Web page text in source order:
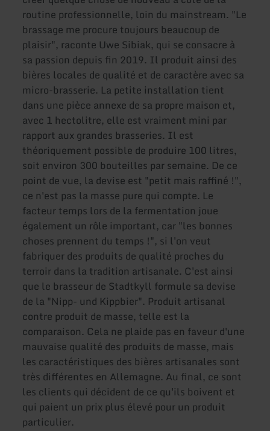
routine professionnelle, loin du mainstream. "Le
brassage me procure toujours beaucoup de
plaisir", raconte Uwe Sibiak, qui se consacre à
sa passion depuis fin 2019. Il produit ainsi des
bières locales de qualité et de caractère avec sa
micro-brasserie. La petite installation tient
dans une pièce annexe de sa propre maison et,
avec 1 hectolitre, elle est vraiment mini par
rapport aux grandes brasseries. Il est
théoriquement possible de produire 100 litres,
soit environ 300 bouteilles par semaine. De ce
point de vue, la devise est "petit mais raffiné !",
ce n'est pas la masse pure qui compte. Le
facteur temps lors de la fermentation joue
également un rôle important, car "les bonnes
choses prennent du temps !", si l'on veut
fabriquer des produits de qualité proches du
terroir dans la tradition artisanale. C'est ainsi
que le brasseur de Stadtkyll formule sa devise
de la "Nipp- und Kippbier". Produit artisanal
contre produit de masse, telle est la
comparaison. Cela ne plaide pas en faveur d'une
mauvaise qualité des produits de masse, mais
les caractéristiques des bières artisanales sont
très différentes en Allemagne. Au final, ce sont
les clients qui décident de ce qu'ils boivent et
qui paient un prix plus élevé pour un produit
particulier.